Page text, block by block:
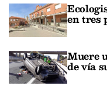
en tres
Muere
de vía